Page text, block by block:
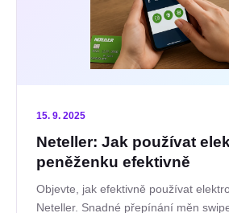
15. 9. 2025
Neteller: Jak používat
peněženku efektivně
Objevte, jak efektivně používat
Neteller. Snadné přepínání měn